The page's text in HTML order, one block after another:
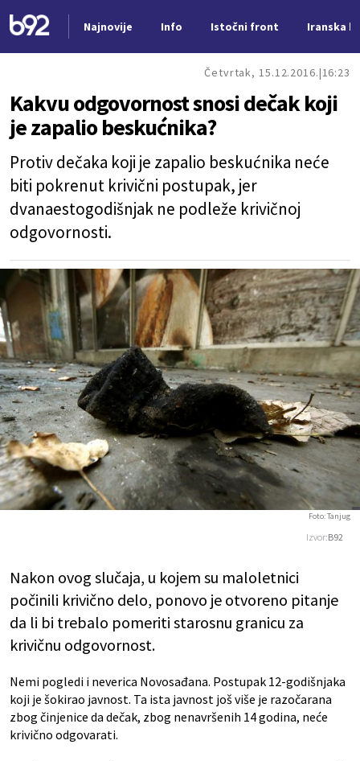
Najnovije Info Istočni front Iranska
Četvrtak, 15.12.2016. 16:23
Kakvu odgovornost snosi dečak koji
je zapalio beskućnika?
Protiv dečaka koji je zapalio beskućnika neće
biti pokrenut krivični postupak, jer
dvanaestogodišnjak ne podleže krivičnoj
odgovornosti.
Izvor:B92
Foto: Tanjug
Nakon ovog slučaja, u kojem su maloletnici
počinili krivično delo, ponovo je otvoreno pitanje
da li bi trebalo pomeriti starosnu granicu za
krivičnu odgovornost.
Nemi pogledi i neverica Novosađana. Postupak 12-godišnjaka
koji je šokirao javnost. Ta ista javnost još više je razočarana
zbog činjenice da dečak, zbog nenavršenih 14 godina, neće
krivično odgovarati.